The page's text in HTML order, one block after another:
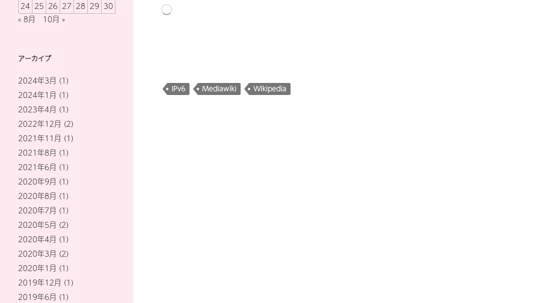
読
IPv6 Mediawiki Wikipedia
24 25 26 27 28 29 30
« 8月
10月 »
アーカイブ
2024年3月 (1)
2024年1月 (1)
2023年4月 (1)
2022年12月 (2)
2021年11月 (1)
2021年8月 (1)
2021年6月 (1)
2020年9月 (1)
2020年8月 (1)
2020年7月 (1)
2020年5月 (2)
2020年4月 (1)
2020年3月 (2)
2020年1月 (1)
2019年12月 (1)
2019年6月 (1)